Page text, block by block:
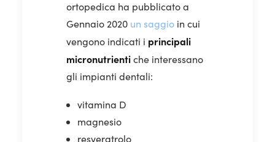
ortopedica ha pubblicato a
Gennaio 2020 un saggio in cui
vengono indicati i principali
micronutrientiche interessano
gli impianti dentali:
vitamina D
magnesio
resveratrolo